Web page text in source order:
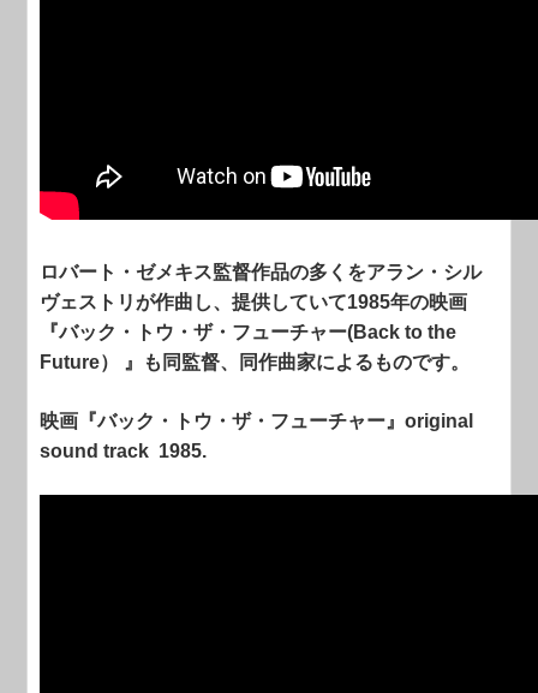
ロバート・ゼメキス監督作品の多くをアラン・シル
ヴェストリが作曲し、提供していて1985年の映画
『バック・トウ・ザ・フューチャー(Back to the
Future） 』も同監督、同作曲家によるものです。
映画『バック・トウ・ザ・フューチャー』original
sound track 1985.